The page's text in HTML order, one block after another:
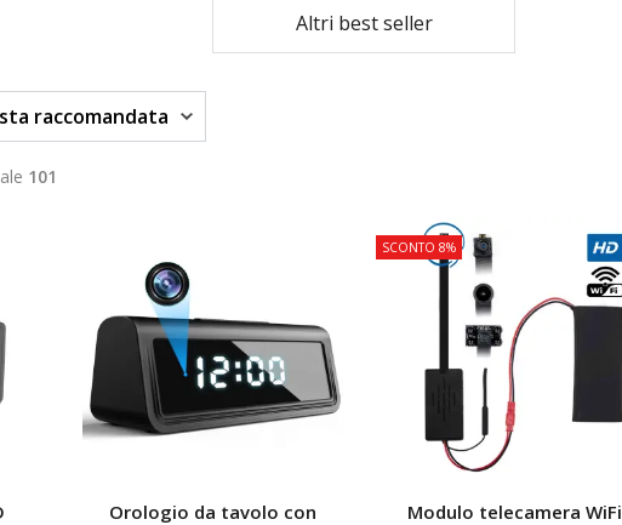
Altri best seller
raccomandata
101
Orologio da tavolo con
SCONTO 8%
Modulo telecamera WiFi